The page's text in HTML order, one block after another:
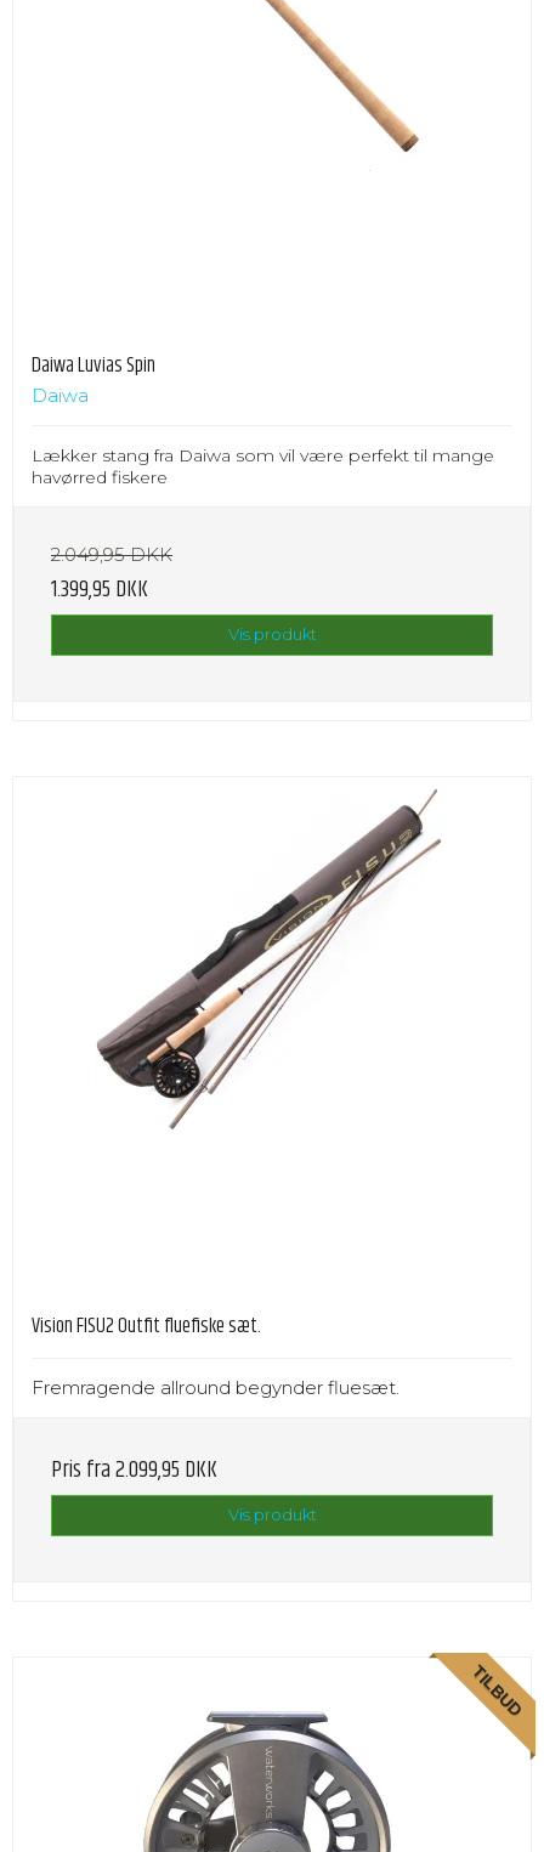
Daiwa Luvias Spin
Daiwa
Lækker stang fra Daiwa som vil være perfekt til mange
havørred fiskere
2.049,95 DKK
1.399,95 DKK
Vis produkt
Vision FISU2 Outfit fluefiske sæt.
Fremragende allround begynder fluesæt.
Pris fra2.099,95 DKK
Vis produkt
TILBUD